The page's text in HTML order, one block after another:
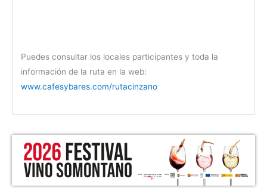
Puedes consultar los locales participantes y toda la
información de la ruta en la web:
www.cafesybares.com/rutacinzano